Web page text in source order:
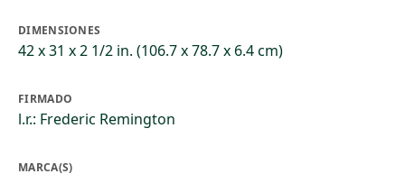
DIMENSIONES
42 x 31 x 2 1/2 in. (106.7 x 78.7 x 6.4 cm)
FIRMADO
l.r.: Frederic Remington
MARCA(S)